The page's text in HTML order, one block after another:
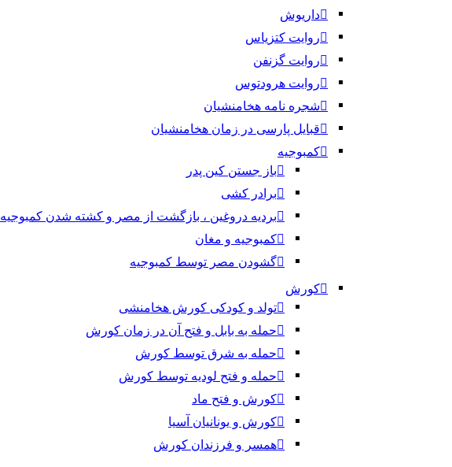
داریوش
روایت کتزیاس
روایت گزنفن
روایت هرودتوس
شجره نامه هخامنشیان
قبایل پارسی در زمان هخامنشیان
کمبوجیه
باز جستن کین پدر
برادر کشی
بردیه دروغین ، بازگشت از مصر و کشته شدن کمبوجیه
کمبوجیه و مغان
گشودن مصر توسط کمبوجیه
کورش
تولد و کودکی کورش هخامنشی
حمله به بابل و فتح آن در زمان کورش
حمله به شرق توسط کورش
حمله و فتح لودیه توسط کورش
کورش و فتح ماد
کورش و یونانیان آسیا
همسر و فرزندان کورش